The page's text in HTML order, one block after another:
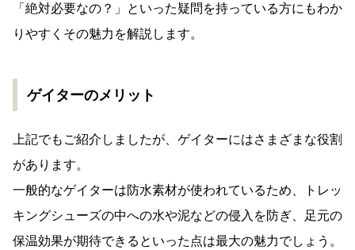
「絶対必要なの？」といった疑問を持っている方にもわか
りやすくその魅力を解説します。
ゲイターのメリット
上記でもご紹介しましたが、ゲイターにはさまざまな役割
があります。
一般的なゲイターは防水素材が使われているため、トレッ
キングシューズの中への水や泥などの侵入を防ぎ、足元の
保温効果が期待できるといった点は最大の魅力でしょう。